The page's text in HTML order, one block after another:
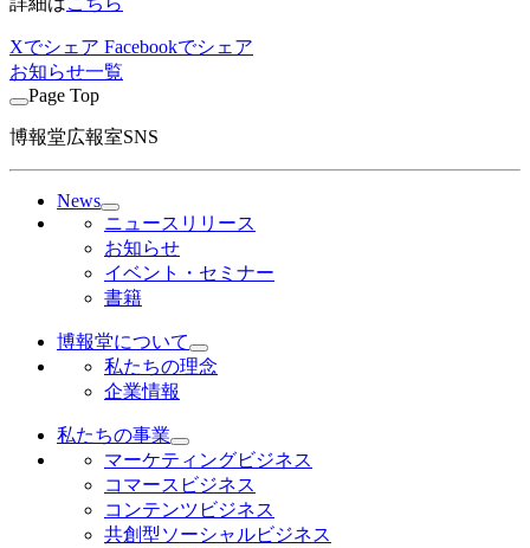
Xでシェア Facebookでシェア
お知らせ一覧
Page Top
博報堂広報室SNS
News
ニュースリリース
お知らせ
イベント・セミナー
書籍
博報堂について
私たちの理念
企業情報
私たちの事業
マーケティングビジネス
コマースビジネス
コンテンツビジネス
共創型ソーシャルビジネス